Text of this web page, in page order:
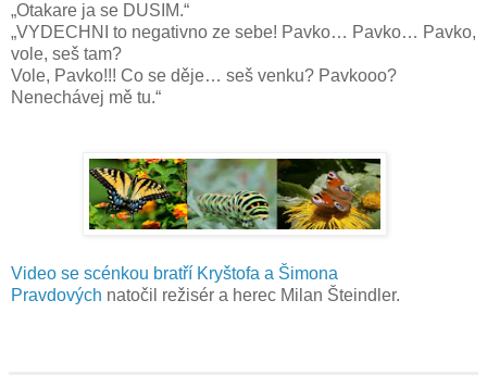
„Otakare ja se DUSIM.“
„VYDECHNI to negativno ze sebe! Pavko… Pavko… Pavko,
vole, seš tam?
Vole, Pavko!!! Co se děje… seš venku? Pavkooo?
Nenechávej mě tu.“
Video se scénkou bratří Kryštofa a Šimona
Pravdových natočil režisér a herec Milan Šteindler.